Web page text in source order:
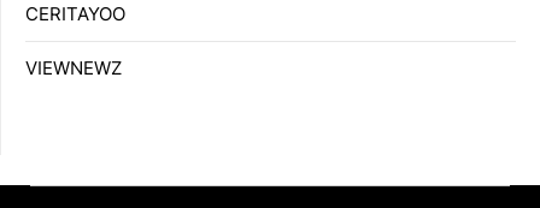
CERITAYOO
VIEWNEWZ